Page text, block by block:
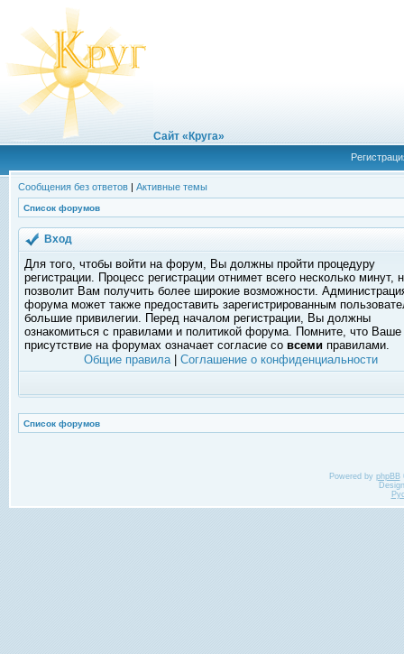
Сайт «Круга»
Сообщения без ответов | Активные темы
Список форумов
Вход
Для того, чтобы войти на форум, Вы должны пройти процедуру
регистрации. Процесс регистрации отнимет всего несколько минут,
позволит Вам получить более широкие возможности.
форума может также предоставить зарегистрированным
большие привилегии. Перед началом регистрации, Вы должны
ознакомиться с правилами и политикой форума. Помните, что Ваше
присутствие на форумах означает согласие со всеми правилами.
Общие правила| Соглашение о конфиденциальности
Список форумов
Powered by phpBB